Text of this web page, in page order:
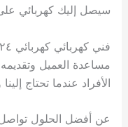
سيصل إليك كهربائي
فني كهربائي كهربائي ٢٤ ساعة
مساعدة العميل
الأفراد عندما تحتاج
عن أفضل الحلول تواصل